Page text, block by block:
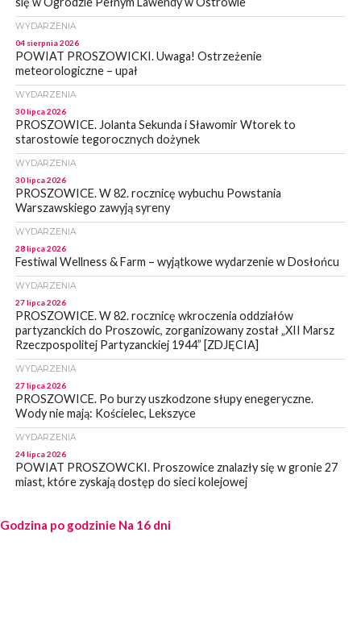
WYDARZENIA
04 sierpnia 2026
POWIAT PROSZOWICKI. Uwaga! Ostrzeżenie
meteorologiczne – upał
WYDARZENIA
30 lipca 2026
PROSZOWICE. Jolanta Sekunda i Sławomir Wtorek to
starostowie tegorocznych dożynek
WYDARZENIA
30 lipca 2026
PROSZOWICE. W 82. rocznicę wybuchu Powstania
Warszawskiego zawyją syreny
WYDARZENIA
28 lipca 2026
Festiwal Wellness & Farm – wyjątkowe wydarzenie w Dosłońcu
WYDARZENIA
27 lipca 2026
PROSZOWICE. W 82. rocznicę wkroczenia oddziałów
partyzanckich do Proszowic, zorganizowany został „XII Marsz
Rzeczpospolitej Partyzanckiej 1944” [ZDJĘCIA]
WYDARZENIA
27 lipca 2026
PROSZOWICE. Po burzy uszkodzone słupy enegeryczne.
Wody nie mają: Kościelec, Lekszyce
WYDARZENIA
24 lipca 2026
POWIAT PROSZOWCKI. Proszowice znalazły się w gronie 27
miast, które zyskają dostęp do sieci kolejowej
23 lipca 2026
POWIAT PROSZOWICE. Obchody Święta Policji w
Godzina po godzinie Na 16 dni